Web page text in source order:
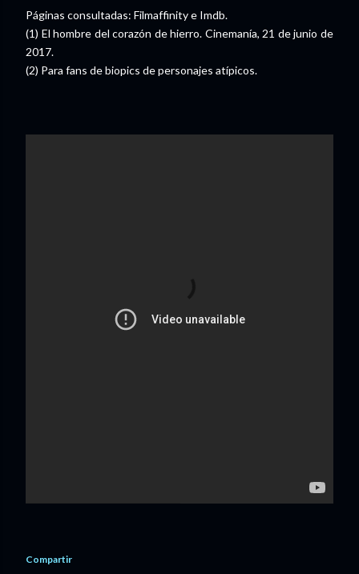
Páginas consultadas: Filmaffinity e Imdb.
(1) El hombre del corazón de hierro. Cinemanía, 21 de junio de
2017.
(2) Para fans de biopics de personajes atípicos.
Compartir